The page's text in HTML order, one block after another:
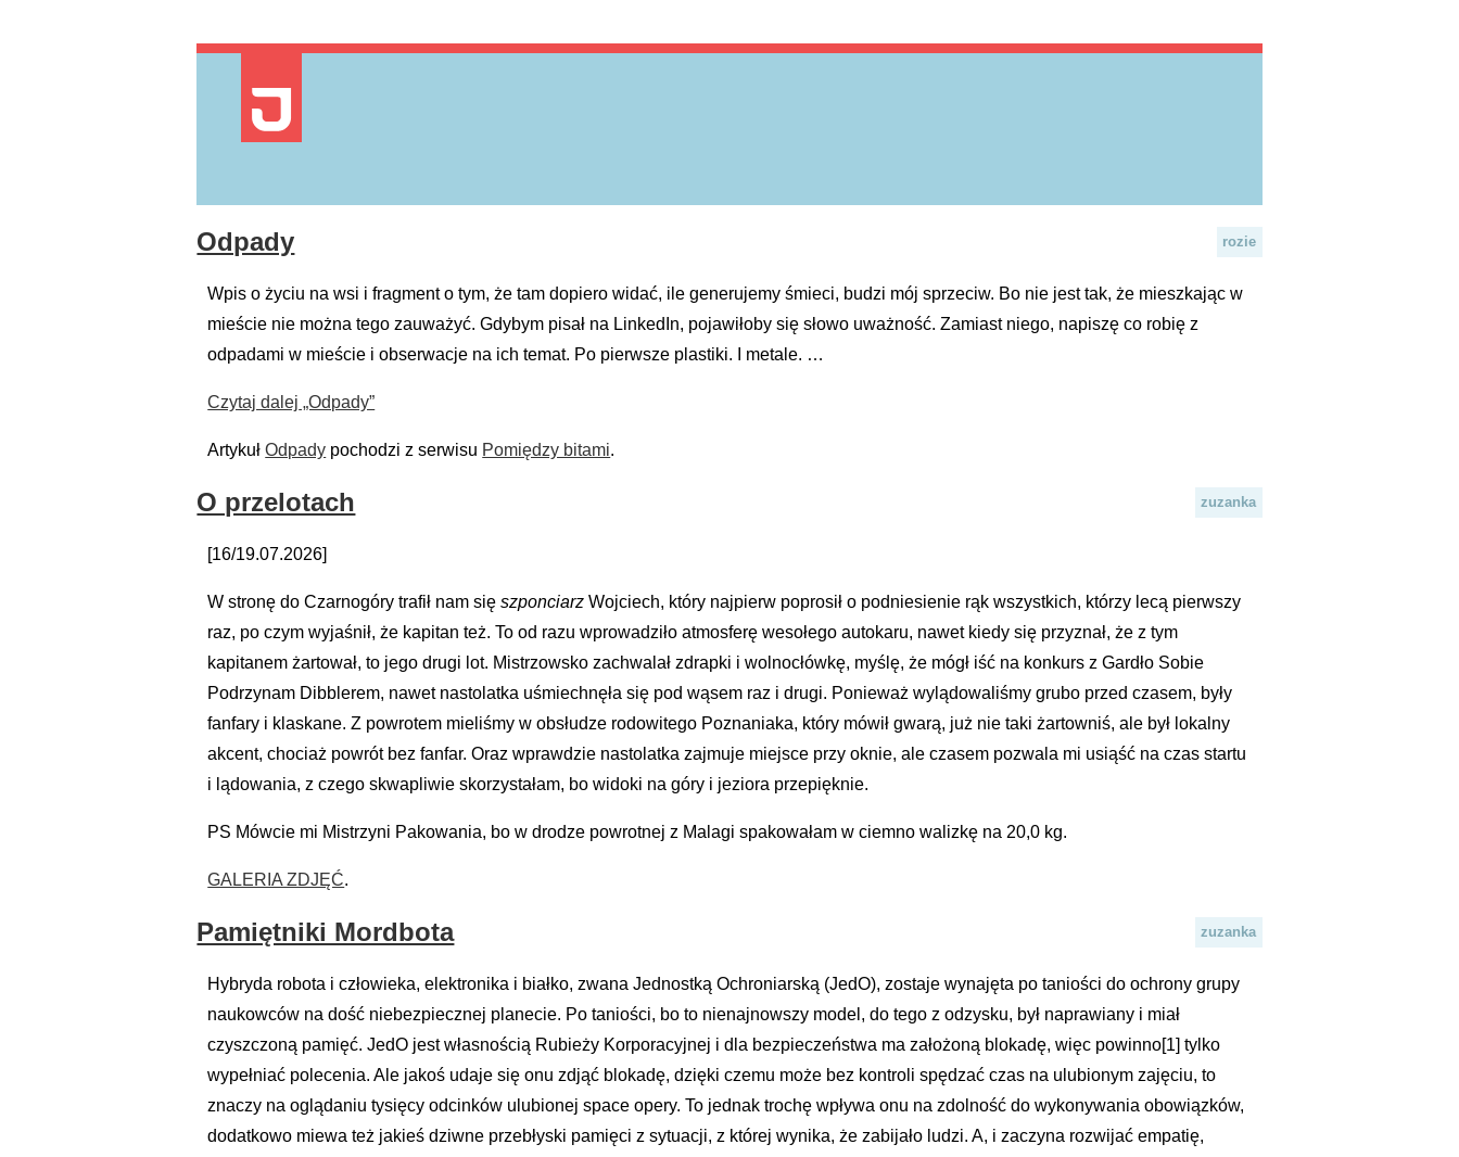
rozie
Odpady
Wpis o życiu na wsi i fragment o tym, że tam dopiero widać, ile generujemy śmieci, budzi mój sprzeciw. Bo nie jest tak, że mieszkając w
mieście nie można tego zauważyć. Gdybym pisał na LinkedIn, pojawiłoby się słowo uważność. Zamiast niego, napiszę co robię z
odpadami w mieście i obserwacje na ich temat. Po pierwsze plastiki. I metale. …
Czytaj dalej „Odpady”
ArtykułOdpady pochodzi z serwisu Pomiędzy bitami.
zuzanka
O przelotach
[16/19.07.2026]
W stronę do Czarnogóry trafił nam sięszponciarz Wojciech, który najpierw poprosił o podniesienie rąk wszystkich, którzy lecą pierwszy
raz, po czym wyjaśnił, że kapitan też. To od razu wprowadziło atmosferę wesołego autokaru, nawet kiedy się przyznał, że z tym
kapitanem żartował, to jego drugi lot. Mistrzowsko zachwalał zdrapki i wolnocłówkę, myślę, że mógł iść na konkurs z Gardło Sobie
Podrzynam Dibblerem, nawet nastolatka uśmiechnęła się pod wąsem raz i drugi. Ponieważ wylądowaliśmy grubo przed czasem, były
fanfary i klaskane. Z powrotem mieliśmy w obsłudze rodowitego Poznaniaka, który mówił gwarą, już nie taki żartowniś, ale był lokalny
akcent, chociaż powrót bez fanfar. Oraz wprawdzie nastolatka zajmuje miejsce przy oknie, ale czasem pozwala mi usiąść na czas startu
i lądowania, z czego skwapliwie skorzystałam, bo widoki na góry i jeziora przepięknie.
PS Mówcie mi Mistrzyni Pakowania, bo w drodze powrotnej z Malagi spakowałam w ciemno walizkę na 20,0 kg.
GALERIA ZDJĘĆ.
zuzanka
Pamiętniki Mordbota
Hybryda robota i człowieka, elektronika i białko, zwana Jednostką Ochroniarską (JedO), zostaje wynajęta po taniości do ochrony grupy
naukowców na dość niebezpiecznej planecie. Po taniości, bo to nienajnowszy model, do tego z odzysku, był naprawiany i miał
czyszczoną pamięć. JedO jest własnością Rubieży Korporacyjnej i dla bezpieczeństwa ma założoną blokadę, więc powinno[1] tylko
wypełniać polecenia. Ale jakoś udaje się onu zdjąć blokadę, dzięki czemu może bez kontroli spędzać czas na ulubionym zajęciu, to
znaczy na oglądaniu tysięcy odcinków ulubionej space opery. To jednak trochę wpływa onu na zdolność do wykonywania obowiązków,
dodatkowo miewa też jakieś dziwne przebłyski pamięci z sytuacji, z której wynika, że zabijało ludzi. A, i zaczyna rozwijać empatię,